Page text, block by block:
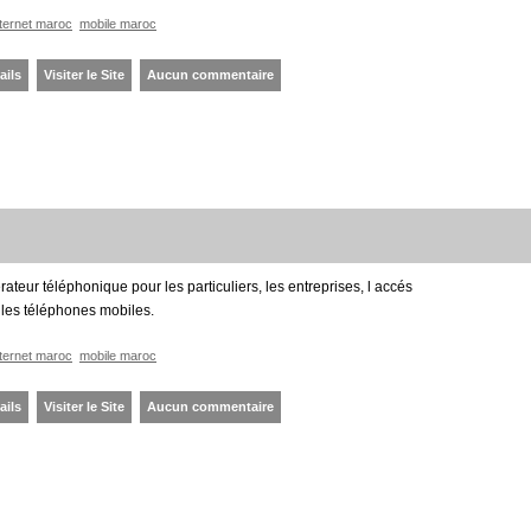
maroc mobile maroc
Visiter le Site Aucun commentaire
téléphonique pour les particuliers, les entreprises, l accés
téléphones mobiles.
maroc mobile maroc
Visiter le Site Aucun commentaire